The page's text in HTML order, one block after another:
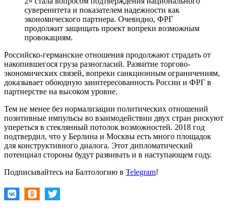
суверенитета и показателем надежности как
экономического партнера. Очевидно, ФРГ
продолжит защищать проект вопреки возможным
провокациям.
Российско-германские отношения продолжают страдать от
накопившегося груза разногласий. Развитие торгово-
экономических связей, вопреки санкционным ограничениям,
доказывает обоюдную заинтересованность России и ФРГ в
партнерстве на высоком уровне.
Тем не менее без нормализации политических отношений
позитивные импульсы во взаимодействии двух стран рискуют
упереться в стеклянный потолок возможностей. 2018 год
подтвердил, что у Берлина и Москвы есть много площадок
для конструктивного диалога. Этот дипломатический
потенциал стороны будут развивать и в наступающем году.
Подписывайтесь на Балтологию в Telegram!